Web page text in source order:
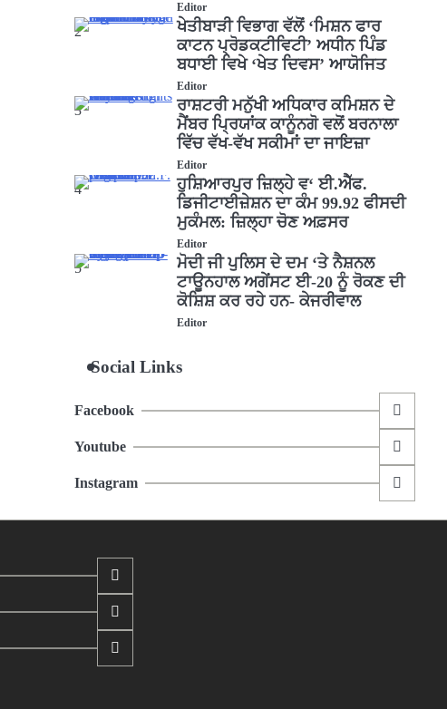
Editor
2
ਖੇਤੀਬਾੜੀ ਵਿਭਾਗ ਵੱਲੋਂ ‘ਮਿਸ਼ਨ ਫਾਰ
ਕਾਟਨ ਪ੍ਰੋਡਕਟੀਵਿਟੀ’ ਅਧੀਨ ਪਿੰਡ
ਬਧਾਈ ਵਿਖੇ ‘ਖੇਤ ਦਿਵਸ’ ਆਯੋਜਿਤ
Editor
3
ਰਾਸ਼ਟਰੀ ਮਨੁੱਖੀ ਅਧਿਕਾਰ ਕਮਿਸ਼ਨ ਦੇ
ਮੈਂਬਰ ਪ੍ਰਿਯਾਂਕ ਕਾਨੂੰਨਗੋ ਵਲੋਂ ਬਰਨਾਲਾ
ਵਿੱਚ ਵੱਖ-ਵੱਖ ਸਕੀਮਾਂ ਦਾ ਜਾਇਜ਼ਾ
Editor
4
ਹੁਸ਼ਿਆਰਪੁਰ ਜ਼ਿਲ੍ਹੇ ਵ‘ ਈ.ਐੱਫ.
ਡਿਜੀਟਾਈਜ਼ੇਸ਼ਨ ਦਾ ਕੰਮ 99.92 ਫੀਸਦੀ
ਮੁਕੰਮਲ: ਜ਼ਿਲ੍ਹਾ ਚੋਣ ਅਫ਼ਸਰ
Editor
5
ਮੋਦੀ ਜੀ ਪੁਲਿਸ ਦੇ ਦਮ ‘ਤੇ ਨੈਸ਼ਨਲ
ਟਾਊਨਹਾਲ ਅਗੇਂਸਟ ਈ-20 ਨੂੰ ਰੋਕਣ ਦੀ
ਕੋਸ਼ਿਸ਼ ਕਰ ਰਹੇ ਹਨ- ਕੇਜਰੀਵਾਲ
Editor
Social Links
Facebook
Youtube
Instagram